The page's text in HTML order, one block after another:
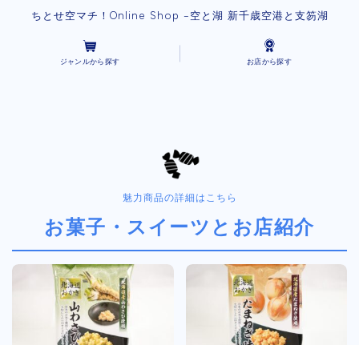
ちとせ空マチ！Online Shop -空と湖 新千歳空港と支笏湖
ジャンルから探す お店から探す
魅力商品の詳細はこちら
お菓子・スイーツとお店紹介